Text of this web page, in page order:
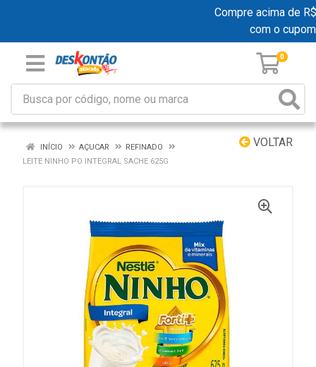
Compre acima de
com o cupom
0
VOLTAR
INÍCIO AÇUCAR
REFINADO
LEITE NINHO PO INTEGRAL SACHE 625G